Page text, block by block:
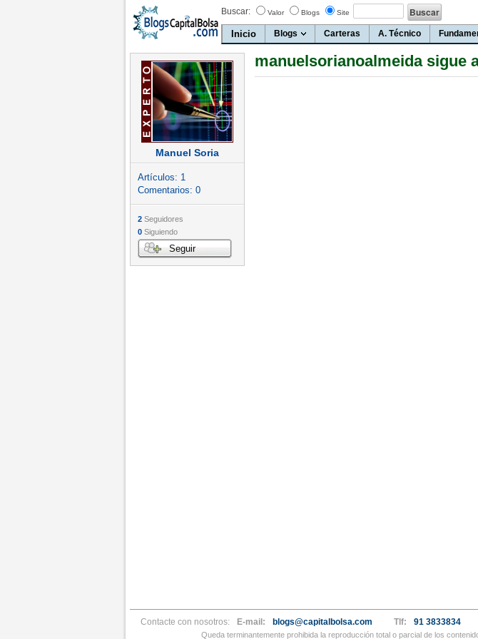
Buscar: Valor Blogs Site
Inicio Blogs Carteras A. Técnico
Manuel Soria
Artículos: 1
Comentarios: 0
2 Seguidores
0 Siguiendo
Seguir
manuelsorianoalmeida sigue
Contacte con nosotros: E-mail: blogs@capitalbolsa.com Tlf: 91 3833834
Queda terminantemente prohibida la reproducción total o parcial de los